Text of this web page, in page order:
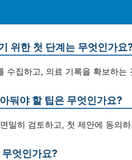
위한 첫 단계는 무엇인가요
수집하고, 의료 기록을 확보하는
둬야 할 팁은 무엇인가요?
밀히 검토하고, 첫 제안에 동의
엇인가요?